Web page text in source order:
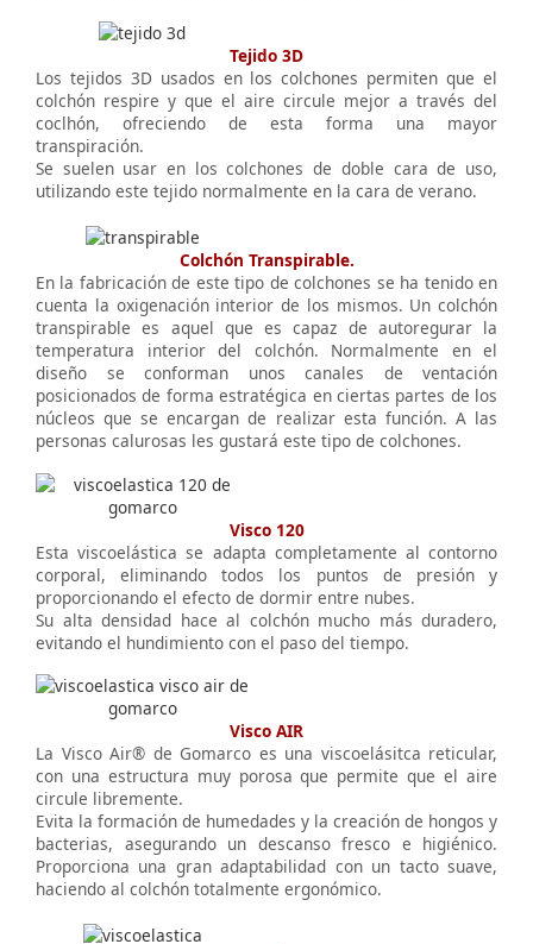
Tejido 3D
Los tejidos 3D usados en los colchones permiten que el
colchón respire y que el aire circule mejor a través del
coclhón, ofreciendo de esta forma una mayor
transpiración.
Se suelen usar en los colchones de doble cara de uso,
utilizando este tejido normalmente en la cara de verano.
Colchón Transpirable.
En la fabricación de este tipo de colchones se ha tenido en
cuenta la oxigenación interior de los mismos. Un colchón
transpirable es aquel que es capaz de autoregurar la
temperatura interior del colchón. Normalmente en el
diseño se conforman unos canales de ventación
posicionados de forma estratégica en ciertas partes de los
núcleos que se encargan de realizar esta función. A las
personas calurosas les gustará este tipo de colchones.
Visco 120
Esta viscoelástica se adapta completamente al contorno
corporal, eliminando todos los puntos de presión y
proporcionando el efecto de dormir entre nubes.
Su alta densidad hace al colchón mucho más duradero,
evitando el hundimiento con el paso del tiempo.
Visco AIR
La Visco Air® de Gomarco es una viscoelásitca reticular,
con una estructura muy porosa que permite que el aire
circule libremente.
Evita la formación de humedades y la creación de hongos y
bacterias, asegurando un descanso fresco e higiénico.
Proporciona una gran adaptabilidad con un tacto suave,
haciendo al colchón totalmente ergonómico.